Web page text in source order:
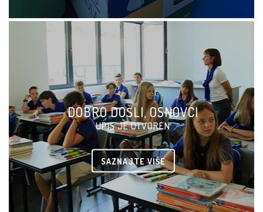
DOBRO DOŠLI, OSNOVCI
UPIS JE OTVOREN
SAZNAJTE VIŠE